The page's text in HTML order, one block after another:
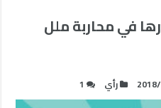
في محاربة ملل
رأي 1